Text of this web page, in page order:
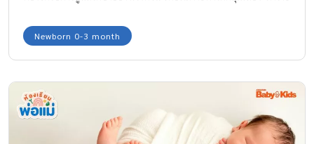
กรุงเทพคริสเตียนจึงให้ความสำคัญและมีหน่วยอภิบาลดูแลทารกแรก
เกิด (Neonatal Intensive Care Unit : NICU) ที่มีกุมารแพทย์เฉพาะ
ให้การดูแลรักษาอย่างใกล้ชิด หน่วยอภิบาลทารกแรกเกิดวิกฤต (NICU)
เป็นแผนกเตรียมพร้อมสำหรับทารกในกรณีมารดาที่มีภาวะตั้งครรภ์
เสี่ยงสูง ดูแลทารกแรกเกิดที่ต้องการการรักษาและการดูแลอย่างใกล้ชิด
เช่น ทารกเกิดก่อนกำหนด ทารกแฝด ทารกที่ตรวจพบมีความผิดปกติ
Newborn 0-3 month